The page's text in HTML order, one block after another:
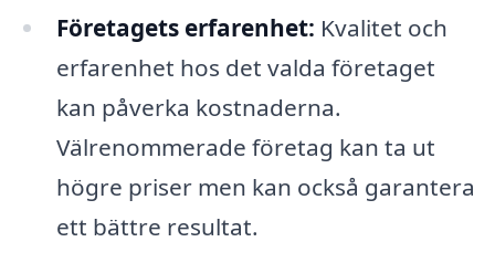
Företagets erfarenhet: Kvalitet och
erfarenhet hos det valda företaget
kan påverka kostnaderna.
Välrenommerade företag kan ta ut
högre priser men kan också garantera
ett bättre resultat.